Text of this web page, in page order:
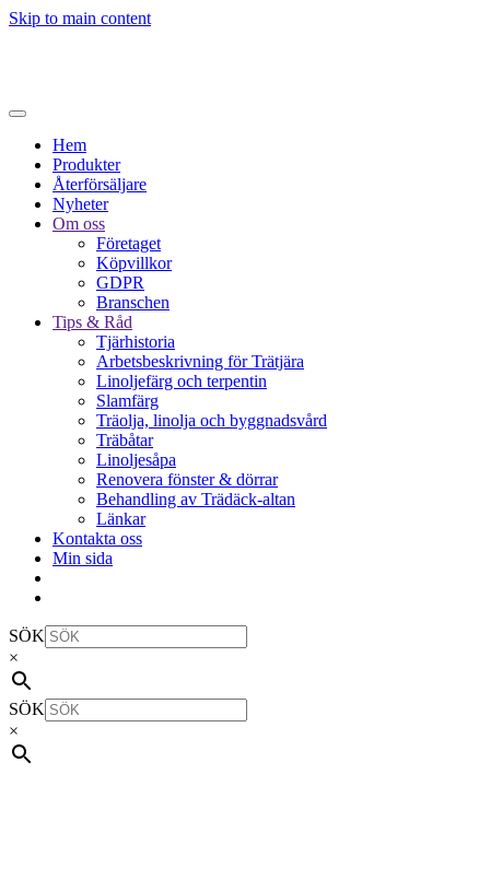
Skip to main content
Hem
Produkter
Återförsäljare
Nyheter
Om oss
Företaget
Köpvillkor
GDPR
Branschen
Tips & Råd
Tjärhistoria
Arbetsbeskrivning för Trätjära
Linoljefärg och terpentin
Slamfärg
Träolja, linolja och byggnadsvård
Träbåtar
Linoljesåpa
Renovera fönster & dörrar
Behandling av Trädäck-altan
Länkar
Kontakta oss
Min sida
SÖK
×
SÖK
×